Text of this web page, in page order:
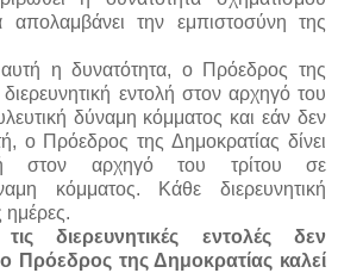
την εμπιστοσύνη της
η δυνατότητα, ο Πρόεδρος της
εντολή στον αρχηγό του
δύναμη κόμματος και εάν δεν
ο Πρόεδρος της Δημοκρατίας δίνει
στον αρχηγό του τρίτου σε
κόμματος. Κάθε διερευνητική
ημέρες.
διερευνητικές εντολές δεν
Πρόεδρος της Δημοκρατίας καλεί